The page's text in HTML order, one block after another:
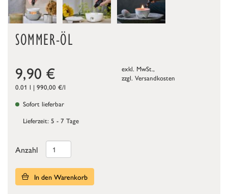
SOMMER-ÖL
9,90 €
exkl. MwSt.,
zzgl. Versandkosten
0.01 l | 990,00 €/l
Sofort lieferbar
Lieferzeit: 5 - 7 Tage
Anzahl
In den Warenkorb